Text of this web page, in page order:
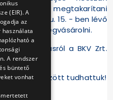
forintot tud megtakarítani
az Akácfa u. 15. - ben lévő
lehet megvásárolni.
nyitva tartásról a BKV Zrt.
kapni.
között tudhattuk!
(EIR). A
az
a
A rendszer
büntető
vonhat